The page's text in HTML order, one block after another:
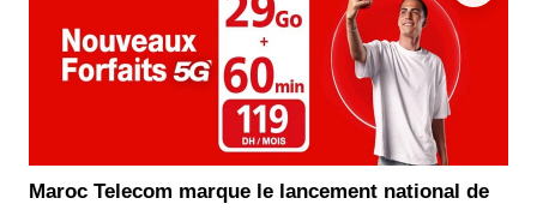
Maroc Telecom marque le lancement national de